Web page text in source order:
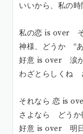
いいから、私の時
私の恋 is over
神様、どうか “
好意 is over 涙
わざとらしくね
それなら 恋 is
さよなら どう
好意 is over 明